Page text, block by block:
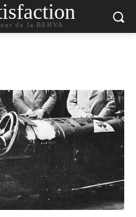
de la BEHVA